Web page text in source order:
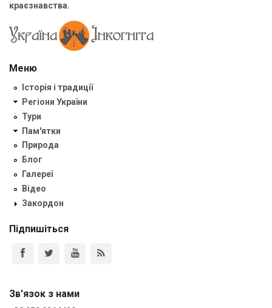
краєзнавства.
Меню
Історія і традиції
Регіони України
Тури
Пам'ятки
Природа
Блог
Галереї
Відео
Закордон
Підпишіться
Зв'язок з нами